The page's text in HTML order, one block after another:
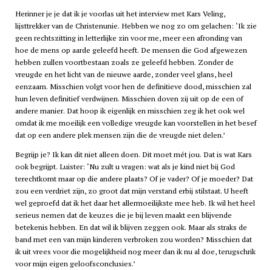
Herinner je je dat ik je voorlas uit het interview met Kars Veling,
lijsttrekker van de Christenunie. Hebben we nog zo om gelachen: ‘Ik zie
geen rechtszitting in letterlijke zin voor me, meer een afronding van
hoe de mens op aarde geleefd heeft. De mensen die God afgewezen
hebben zullen voortbestaan zoals ze geleefd hebben. Zonder de
vreugde en het licht van de nieuwe aarde, zonder veel glans, heel
eenzaam. Misschien volgt voor hen de definitieve dood, misschien zal
hun leven definitief verdwijnen. Misschien doven zij uit op de een of
andere manier. Dat hoop ik eigenlijk en misschien zeg ik het ook wel
omdat ik me moeilijk een volledige vreugde kan voorstellen in het besef
dat op een andere plek mensen zijn die de vreugde niet delen.’
Begrijp je? Ik kan dit niet alleen doen. Dit moet mét jou. Dat is wat Kars
ook begrijpt. Luister: ‘Nu zult u vragen: wat als je kind niet bij God
terechtkomt maar op die andere plaats? Of je vader? Of je moeder? Dat
zou een verdriet zijn, zo groot dat mijn verstand erbij stilstaat. U heeft
wel geproefd dat ik het daar het allermoeilijkste mee heb. Ik wil het heel
serieus nemen dat de keuzes die je bij leven maakt een blijvende
betekenis hebben. En dat wil ik blijven zeggen ook. Maar als straks de
band met een van mijn kinderen verbroken zou worden? Misschien dat
ik uit vrees voor die mogelijkheid nog meer dan ik nu al doe, terugschrik
voor mijn eigen geloofsconclusies.’